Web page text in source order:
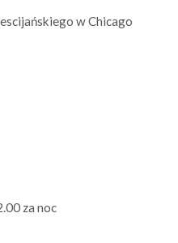
w Chicago
za noc